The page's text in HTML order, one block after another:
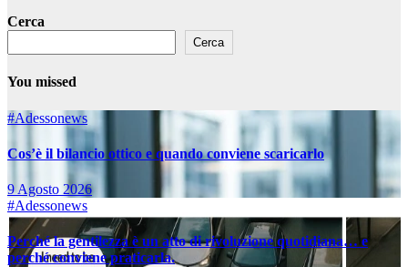
Cerca
Cerca
You missed
#Adessonews
Cos’è il bilancio ottico e quando conviene scaricarlo
9 Agosto 2026
#Adessonews
Perché la gentilezza è un atto di rivoluzione quotidiana… e
perché conviene praticarla.